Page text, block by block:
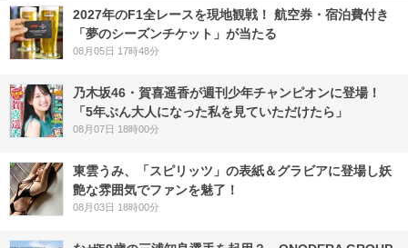
2027年のF1全レースを現地観戦！ 航空券・宿泊費付き
「夢のシーズンチケット」が当たる
08月05日 17時48分
乃木坂46・賀喜遥香が週刊少年チャンピオンに登場！
「5年ぶん大人になった私を見ていただけたら」
08月07日 18時00分
東雲うみ、「スピリッツ」の表紙＆グラビアに登場し妖
艶な雰囲気でファンを魅了！
08月03日 18時00分